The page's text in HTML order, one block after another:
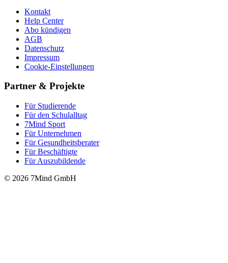
Kontakt
Help Center
Abo kündigen
AGB
Datenschutz
Impressum
Cookie-Einstellungen
Partner & Projekte
Für Stu­die­rende
Für den Schulalltag
7Mind Sport
Für Unter­neh­men
Für Gesund­heits­be­ra­ter
Für Beschäftigte
Für Auszubildende
© 2026 7Mind GmbH